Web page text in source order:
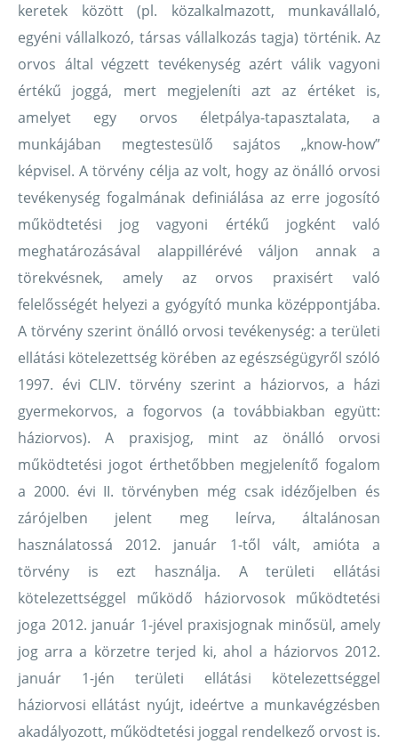
keretek között (pl. közalkalmazott, munkavállaló,
egyéni vállalkozó, társas vállalkozás tagja) történik. Az
orvos által végzett tevékenység azért válik vagyoni
értékű joggá, mert megjeleníti azt az értéket is,
amelyet egy orvos életpálya-tapasztalata, a
munkájában megtestesülő sajátos „know-how”
képvisel. A törvény célja az volt, hogy az önálló orvosi
tevékenység fogalmának definiálása az erre jogosító
működtetési jog vagyoni értékű jogként való
meghatározásával alappillérévé váljon annak a
törekvésnek, amely az orvos praxisért való
felelősségét helyezi a gyógyító munka középpontjába.
A törvény szerint önálló orvosi tevékenység: a területi
ellátási kötelezettség körében az egészségügyről szóló
1997. évi CLIV. törvény szerint a háziorvos, a házi
gyermekorvos, a fogorvos (a továbbiakban együtt:
háziorvos). A praxisjog, mint az önálló orvosi
működtetési jogot érthetőbben megjelenítő fogalom
a 2000. évi II. törvényben még csak idézőjelben és
zárójelben jelent meg leírva, általánosan
használatossá 2012. január 1-től vált, amióta a
törvény is ezt használja. A területi ellátási
kötelezettséggel működő háziorvosok működtetési
joga 2012. január 1-jével praxisjognak minősül, amely
jog arra a körzetre terjed ki, ahol a háziorvos 2012.
január 1-jén területi ellátási kötelezettséggel
háziorvosi ellátást nyújt, ideértve a munkavégzésben
akadályozott, működtetési joggal rendelkező orvost is.